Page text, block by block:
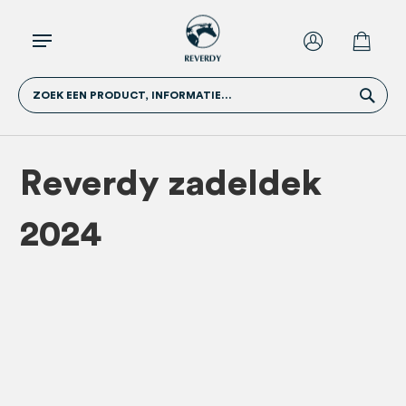
ZOEK EEN PRODUCT, INFORMATIE...
Reverdy zadeldek
2024